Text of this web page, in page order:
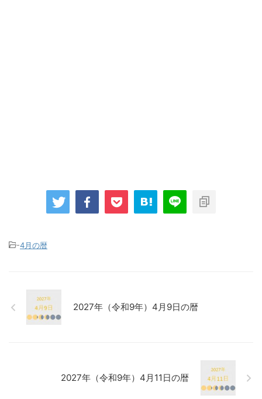
-4月の暦
2027年（令和9年）4月9日の暦
2027年（令和9年）4月11日の暦